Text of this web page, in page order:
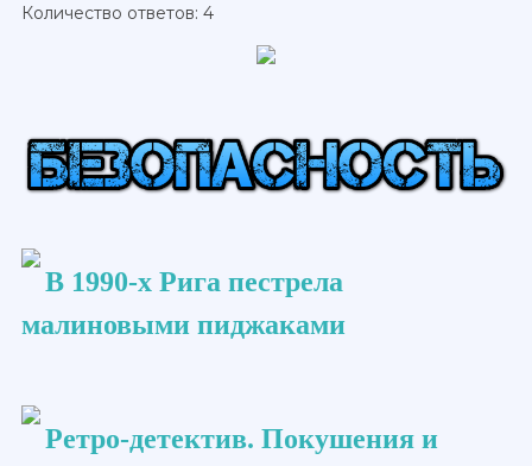
Количество ответов: 4
В 1990-х Рига пестрела
малиновыми пиджаками
Ретро-детектив. Покушения и